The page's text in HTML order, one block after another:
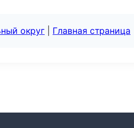
округ Главная страница